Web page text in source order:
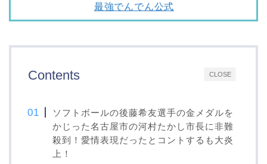
最強でんでん公式
CLOSE
Contents
ソフトボールの後藤希友選手の金メダルを
かじった名古屋市の河村たかし市長に非難
殺到！愛情表現だったとコントするも大炎
上！